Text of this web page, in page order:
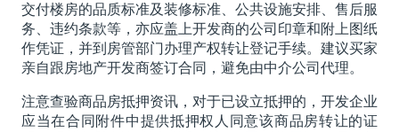
交付楼房的品质标准及装修标准、公共设施安排、售后服
务、违约条款等，亦应盖上开发商的公司印章和附上图纸
作凭证，并到房管部门办理产权转让登记手续。建议买家
亲自跟房地产开发商签订合同，避免由中介公司代理。
注意查验商品房抵押资讯，对于已设立抵押的，开发企业
应当在合同附件中提供抵押权人同意该商品房转让的证